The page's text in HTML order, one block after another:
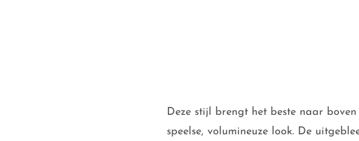
Deze stijl brengt het beste naar
speelse, volumineuze look. De